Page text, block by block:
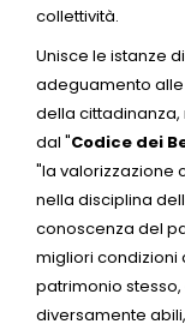
collettività.
Unisce le istanze
adeguamento
della
dal "Codice dei
"la valorizzazione
nella disciplina
conoscenza del
migliori condizioni
patrimonio
diversamente